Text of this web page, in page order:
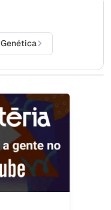
Genética